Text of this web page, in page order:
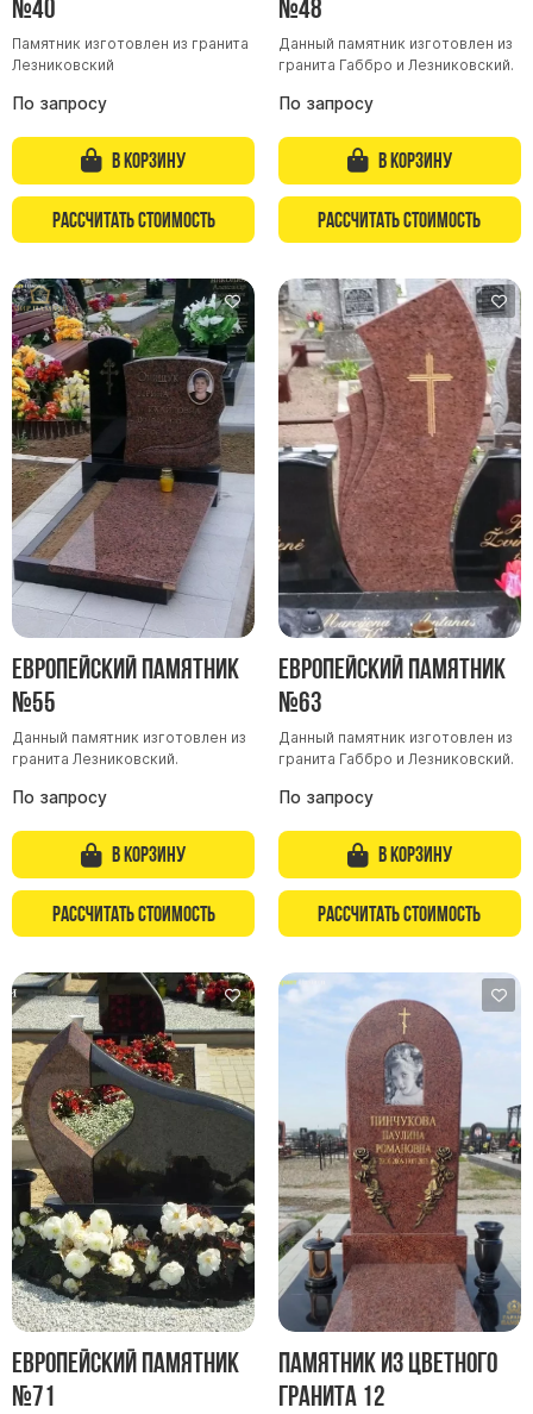
Цоколь из гранита
Ограды из гранита
Ограды из чугуна
Столбы для ограды чугун
Ограды металл
Столы и лавки
Тротуарная плитка
Вазы полимерные
Подсвечники
Венки
Вазы из гранита
Скульптуры в полный рост
Скульптуры "Ангел" литиевые
Барельефы
Кресты
Голуби
Распятие
Скорбящие
Цветы
№40
Памятник изготовлен из гранита
Лезниковский
По запросу
В корзину
Рассчитать стоимость
№48
Данный памятник изготовлен из
гранита Габбро и Лезниковский.
По запросу
В корзину
Рассчитать стоимость
Европейский памятник
№55
Данный памятник изготовлен из
гранита Лезниковский.
По запросу
В корзину
Рассчитать стоимость
Европейский памятник
№63
Данный памятник изготовлен из
гранита Габбро и Лезниковский.
По запросу
В корзину
Рассчитать стоимость
Европейский памятник
№71
Памятник из цветного
гранита 12